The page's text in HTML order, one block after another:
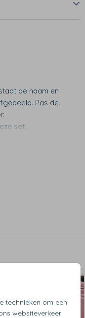
technieken om een
websiteverkeer
de naam en
Pas de
set
rits en